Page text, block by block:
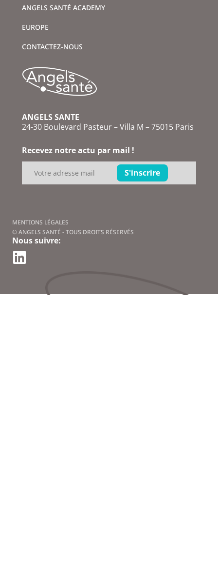
ANGELS SANTÉ ACADEMY
EUROPE
CONTACTEZ-NOUS
ANGELS SANTE
24-30 Boulevard Pasteur – Villa M – 75015 Paris
Recevez notre actu par mail !
MENTIONS LÉGALES
© ANGELS SANTÉ - TOUS DROITS RÉSERVÉS
Nous suivre: